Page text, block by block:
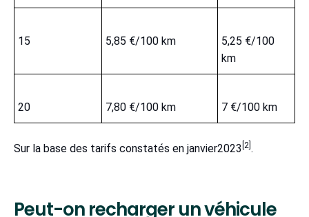
15 5,85 €/100 km
5,25 €/100
km
20 7,80 €/100 km 7 €/100 km
Sur la base des tarifs constatés en janvier2023 [2] .
Peut-on recharger un véhicule